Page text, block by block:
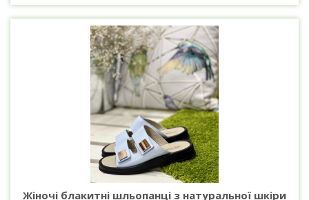
Жіночі блакитні шльопанці з натуральної шкіри